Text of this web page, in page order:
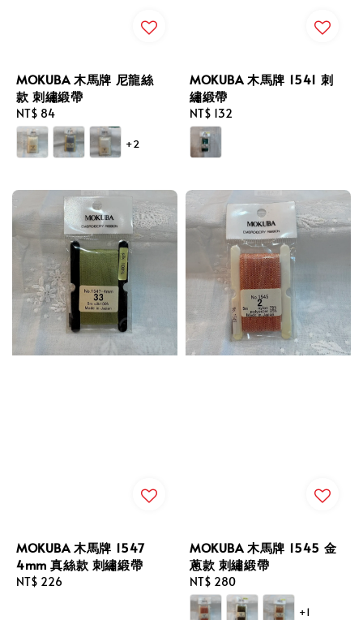
MOKUBA 木馬牌 尼龍絲
款 刺繡緞帶
Regular
price
NT$ 84
+2
MOKUBA 木馬牌 1541 刺
繡緞帶
Regular
price
NT$ 132
MOKUBA 木馬牌 1547
4mm 真絲款 刺繡緞帶
Regular
NT$ 226
MOKUBA 木馬牌 1545 金
蔥款 刺繡緞帶
Regular
price
NT$ 280
+1